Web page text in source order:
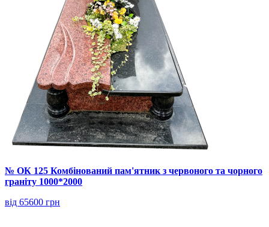
№ ОК 125 Комбінований пам'ятник з червоного та чорного
граніту 1000*2000
від 65600 грн